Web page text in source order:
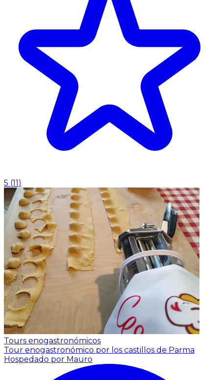
5 (11 )
Tours enogastronómicos
Tour enogastronómico por los castillos de Parma
Hospedado por Mauro